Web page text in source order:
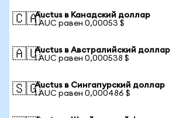
🇨🇦Auctus в Канадский доллар
1 AUC равен 0,00053 $
🇦🇺Auctus в Австралийский доллар
1 AUC равен 0,000538 $
🇸🇬Auctus в Сингапурский доллар
1 AUC равен 0,000486 $